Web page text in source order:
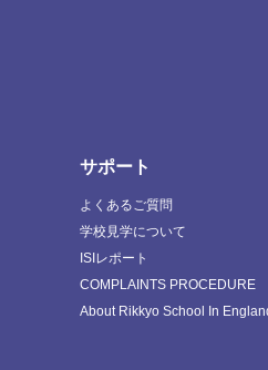
サポート
よくあるご質問
学校見学について
ISIレポート
COMPLAINTS PROCEDURE
About Rikkyo School In